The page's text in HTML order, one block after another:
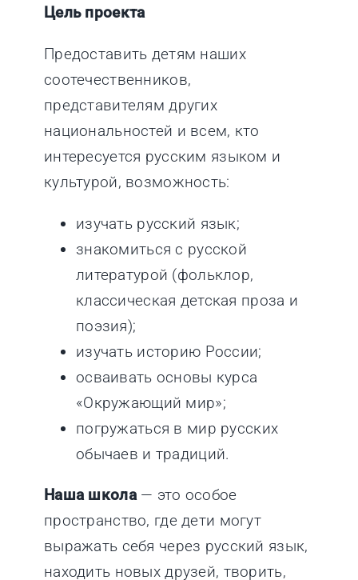
Цель проекта
Предоставить детям наших
соотечественников,
представителям других
национальностей и всем, кто
интересуется русским языком и
культурой, возможность:
изучать русский язык;
знакомиться с русской
литературой (фольклор,
классическая детская проза и
поэзия);
изучать историю России;
осваивать основы курса
«Окружающий мир»;
погружаться в мир русских
обычаев и традиций.
Наша школа— это особое
пространство, где дети могут
выражать себя через русский язык,
находить новых друзей, творить,